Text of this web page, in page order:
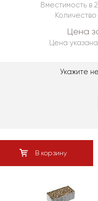
Вместимость в
Цена
Цена
Укажите
В корзину